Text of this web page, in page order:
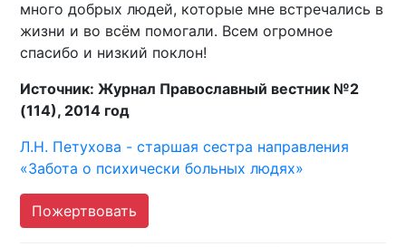
много добрых людей, которые мне встречались в
жизни и во всём помогали. Всем огромное
спасибо и низкий поклон!
Источник: Журнал Православный вестник №2
(114), 2014 год
Л.Н. Петухова - старшая сестра направления
«Забота о психически больных людях»
Пожертвовать